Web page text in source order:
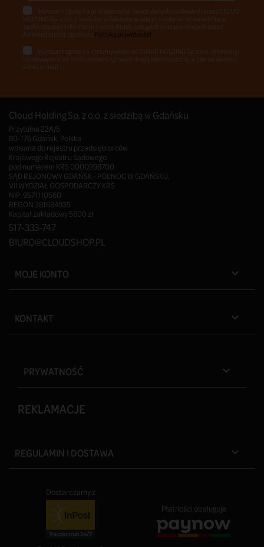
Wyrażam zgodę na przetwarzanie moich danych osobowych przez CLOUD
HOLDING Sp. z o.o. z siedzibą w Gdańsku w celu przesyłania mi newslettera
zawierającego informacje o produktach, usługach oraz promocjach przez
Administratora, zgodnie z Polityką prywatności
Wyrażam zgodę na otrzymywanie od CLOUD HOLDING Sp. z o.o. informacji
handlowych oraz treści marketingowych drogą elektroniczną, w tym na podany
adres e-mail.
Cloud Holding Sp. z o.o. z siedzibą w Gdańsku
Przytulna 22A/5
80-176 Gdańsk, Polska
wpisana do rejestru przedsiębiorców
Krajowego Rejestru Sądowego
pod numerem KRS 0000998700
SĄD REJONOWY GDAŃSK - PÓŁNOC W GDAŃSKU,
VII WYDZIAŁ GOSPODARCZY KRS
NIP: 9571110560
REGON 381694935
Kapitał zakładowy 5600 zł
517-333-747
BIURO@CLOUDSHOP.PL
MOJE KONTO 
KONTAKT 
PRYWATNOŚĆ 
REKLAMACJE
REGULAMIN I DOSTAWA 
Dostarczamy z
Płatności obsługuje